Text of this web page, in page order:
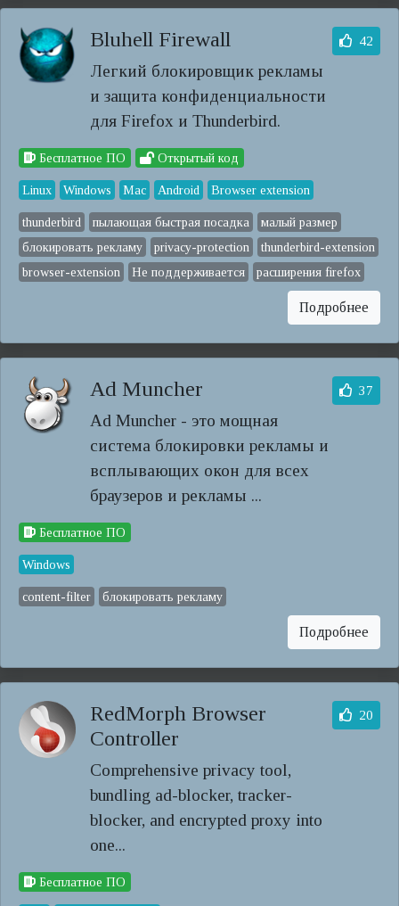
Bluhell Firewall
Легкий блокировщик рекламы
и защита конфиденциальности
для Firefox и Thunderbird.
42
Бесплатное ПО Открытый код
Linux Windows Mac Android Browser extension
thunderbird пылающая быстрая посадка
малый размер
блокировать рекламу
privacy-protection
thunderbird-extension
browser-extension
Не поддерживается расширения firefox
Подробнее
Ad Muncher
Ad Muncher - это мощная
система блокировки рекламы и
всплывающих окон для всех
браузеров и рекламы ...
37
Бесплатное ПО
Windows
content-filter блокировать рекламу
Подробнее
RedMorph Browser
Controller
Comprehensive privacy tool,
bundling ad-blocker, tracker-
blocker, and encrypted proxy into
one...
20
Бесплатное ПО